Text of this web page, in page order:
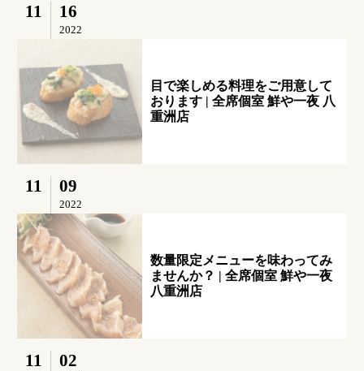
11 16
2022
目で楽しめる料理をご用意して
おります | 全席個室 鮮や一夜 八
重洲店
11 09
2022
数量限定メニューを味わってみ
ませんか？ | 全席個室 鮮や一夜
八重洲店
11 02